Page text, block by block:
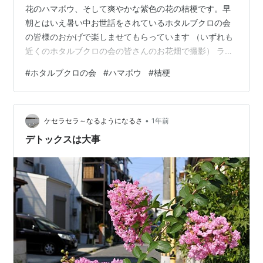
花のハマボウ、そして爽やかな紫色の花の桔梗です。早
朝とはいえ暑い中お世話をされているホタルブクロの会
の皆様のおかげで楽しませてもらっています （いずれも
近くのホタルブクロの会の皆さんのお花畑で撮影） ラン
ました
#ホタルブクロの会 #ハマボウ #桔梗
ケセラセラ～なるようになるさ • 1年前
デトックスは大事